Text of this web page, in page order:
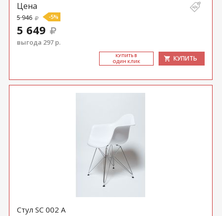
Цена
5 946 -5%
5 649
выгода 297 р.
КУ­ПИТЬ В
ОДИН КЛИК
КУПИТЬ
Стул SC 002 A